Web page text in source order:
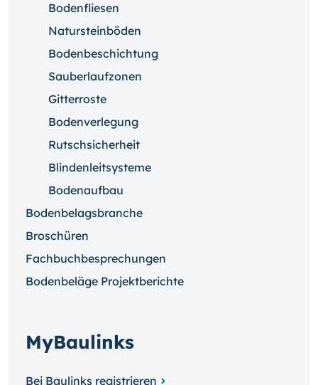
Bodenfliesen
Natursteinböden
Bodenbeschichtung
Sauberlaufzonen
Gitterroste
Bodenverlegung
Rutschsicherheit
Blindenleitsysteme
Bodenaufbau
Bodenbelagsbranche
Broschüren
Fachbuchbesprechungen
Bodenbeläge Projektberichte
MyBaulinks
Bei Baulinks registrieren